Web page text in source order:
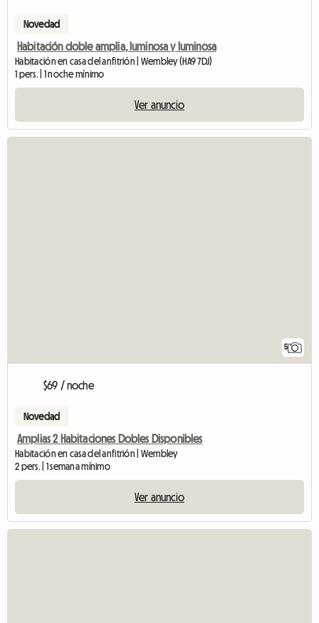
Novedad
Habitación doble amplia, luminosa y luminosa
Habitación en casa del anfitrión | Wembley (HA9 7DJ)
1 pers. | 1 noche mínimo
Ver anuncio
5
$69 / noche
Novedad
Amplias 2 Habitaciones Dobles Disponibles
Habitación en casa del anfitrión | Wembley
2 pers. | 1 semana mínimo
Ver anuncio